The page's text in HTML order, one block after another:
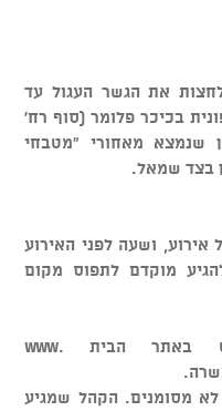
את הגשר העגול עד
בכיכר פלומר (סוף רח'
שנמצא מאחורי "מטבחי
בצד שמאל.
ושעה לפני האירוע
מוקדם לתפוס מקום
ניתן לצפות בעמוד התפריט באתר הבית www.
מסומנים. הקהל שמגיע